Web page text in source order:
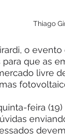
Thiago
o
para que as
livre
feira
devem